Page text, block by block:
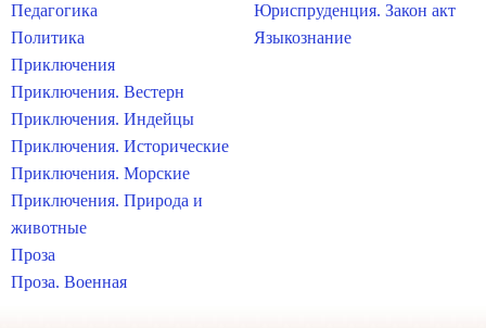
Педагогика
Политика
Приключения
Приключения. Вестерн
Приключения. Индейцы
Приключения. Исторические
Приключения. Морские
Приключения. Природа и
животные
Проза
Проза. Военная
Юриспруденция. Закон акт
Языкознание